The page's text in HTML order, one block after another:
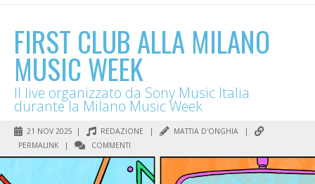
FIRST CLUB ALLA MILANO
MUSIC WEEK
Il live organizzato da Sony Music Italia
durante la Milano Music Week
21 NOV 2025 | REDAZIONE | MATTIA D'ONGHIA
|
PERMALINK
| COMMENTI